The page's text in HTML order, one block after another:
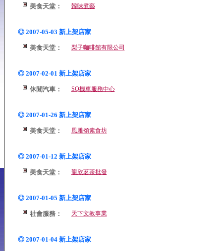
美食天堂： 韓味煮藝
◎ 2007-05-03 新上架店家
美食天堂： 梨子咖啡館有限公司
◎ 2007-02-01 新上架店家
休閒汽車： SQ機車服務中心
◎ 2007-01-26 新上架店家
美食天堂： 風雅頌素食坊
◎ 2007-01-12 新上架店家
美食天堂： 龍欣茗茶批發
◎ 2007-01-05 新上架店家
社會服務： 天下文教事業
◎ 2007-01-04 新上架店家